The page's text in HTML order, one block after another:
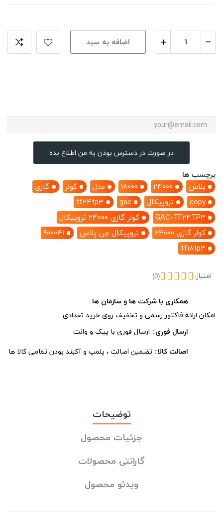
اضافه به سبد
در صورت در دسترس بودن به من اطلاع بده
برچسب ها
پلاس
24000
18000 مدل کولر
گازی
copy
تروپیکال gac
tf24tp3
GAC-TF24TP3
کولر گازی 24000 تروپیکال
کولر گازی 24000
تروپیکال جی پلاس
900041
tf18tp3
امتیاز: (0)
همکاری با شرکت ها و سازمان ها
امکان ارائه فاکتور رسمی و تخفیف روی خرید تعدادی
ارسال فوری ارسال فوری با پیک و وانت
اصالت کالا تضمین اصالت ، پلمپ و آکبند بودن تمامی کالا ها
توضیحات
جزئیات محصول
گارانتی محصولات
ویدئو محصول